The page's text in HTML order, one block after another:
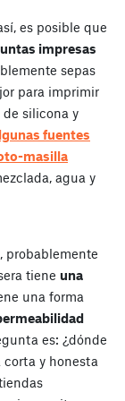
es posible que
impresas
sepas
para imprimir
silicona y
fuentes
masilla
agua y
probablemente
tiene una
una forma
es: ¿dónde
corta y honesta